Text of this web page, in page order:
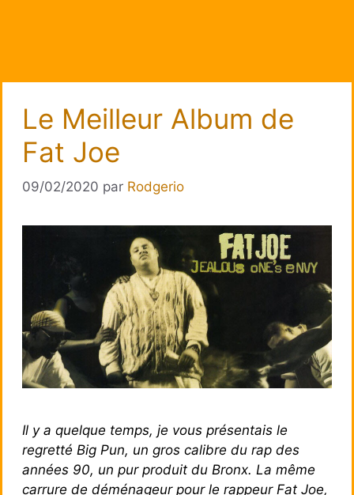
Le Meilleur Album de
Fat Joe
09/02/2020 par Rodgerio
Il y a quelque temps, je vous présentais le
regretté Big Pun, un gros calibre du rap des
années 90, un pur produit du Bronx. La même
carrure de déménageur pour le rappeur Fat Joe,